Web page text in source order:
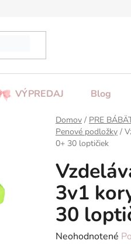
VÝPREDAJ Blog
Domov / PRE
Penové podložky /
0+ 30 loptičiek
3v1
30
Priemerné
Neohodnotené